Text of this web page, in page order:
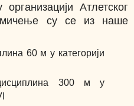
Атлетског
су се из наше
60 м у категорији
300 м у